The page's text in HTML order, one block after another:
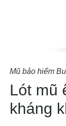
Mũ bảo hiểm
Lót mũ
kháng